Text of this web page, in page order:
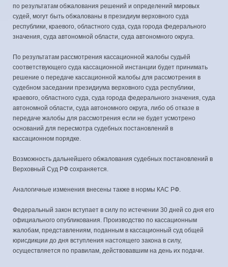
по результатам обжалования решений и определений мировых
судей, могут быть обжалованы в президиум верховного суда
республики, краевого, областного суда, суда города федерального
значения, суда автономной области, суда автономного округа.
По результатам рассмотрения кассационной жалобы судьёй
соответствующего суда кассационной инстанции будет принимать
решение о передаче кассационной жалобы для рассмотрения в
судебном заседании президиума верховного суда республики,
краевого, областного суда, суда города федерального значения, суда
автономной области, суда автономного округа, либо об отказе в
передаче жалобы для рассмотрения если не будет усмотрено
оснований для пересмотра судебных постановлений в
кассационном порядке.
Возможность дальнейшего обжалования судебных постановлений в
Верховный Суд РФ сохраняется.
Аналогичные изменения внесены также в нормы КАС РФ.
Федеральный закон вступает в силу по истечении 30 дней со дня его
официального опубликования. Производство по кассационным
жалобам, представлениям, поданным в кассационный суд общей
юрисдикции до дня вступления настоящего закона в силу,
осуществляется по правилам, действовавшим на день их подачи.